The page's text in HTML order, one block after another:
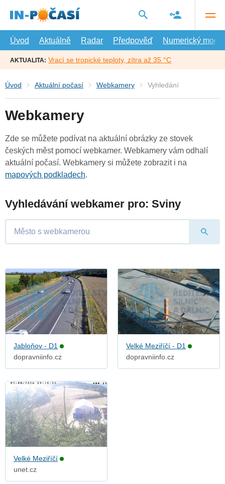
hlavní
Úvod
Aktuálně Radar Předpověď Numerický model
AKTUALITA: Vrací se tropické teploty, zítra až 35 °C
Úvod Aktuální počasí Webkamery Vyhledání
Webkamery
Zde se můžete podívat na aktuální obrázky ze stovek
českých měst pomocí webkamer. Webkamery vám odhalí
aktuální počasí. Webkamery si můžete zobrazit i na
mapových podkladech.
Vyhledávání webkamer pro: Sviny
Jabloňov - D1
dopravniinfo.cz
Velké Meziříčí - D1
dopravniinfo.cz
Velké Meziříčí
unet.cz